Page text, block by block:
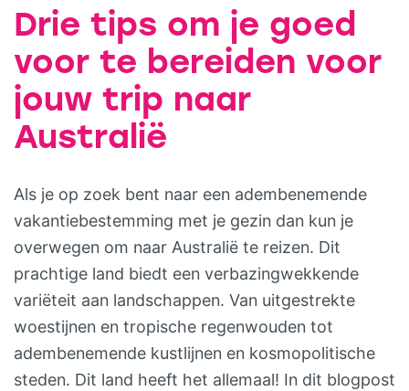
Drie tips om je goed
voor te bereiden voor
jouw trip naar
Australië
Als je op zoek bent naar een adembenemende
vakantiebestemming met je gezin dan kun je
overwegen om naar Australië te reizen. Dit
prachtige land biedt een verbazingwekkende
variëteit aan landschappen. Van uitgestrekte
woestijnen en tropische regenwouden tot
adembenemende kustlijnen en kosmopolitische
steden. Dit land heeft het allemaal! In dit blogpost